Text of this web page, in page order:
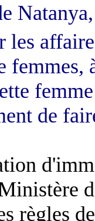
Natanya
les
femmes,
de
règles